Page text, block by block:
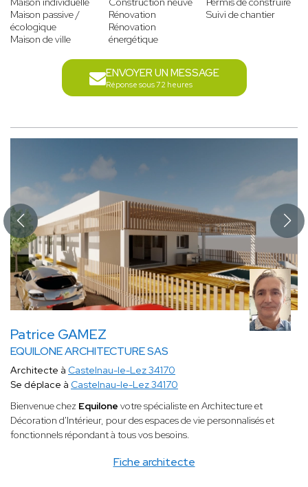
Maison passive /
écologique
Maison de ville
Rénovation
Rénovation
énergétique
Suivi de chantier
ENVOYER UN MESSAGE
Réponse sous 72 heures
Patrice GAMEZ
EQUILONE ARCHITECTURE SAS
Fiche architecte
Architecte à Castelnau-le-Lez 34170
Se déplace à Castelnau-le-Lez 34170
Bienvenue chez Equilone votre spécialiste en Architecture et
Décoration d'Intérieur, pour des espaces de vie personnalisés et
fonctionnels répondant à tous vos besoins.